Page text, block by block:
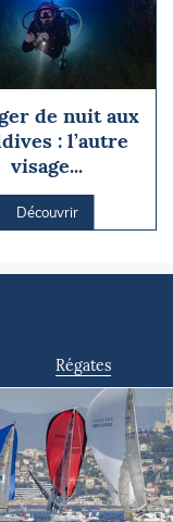
de nuit aux
: l’autre
visage...
Découvrir
Régates